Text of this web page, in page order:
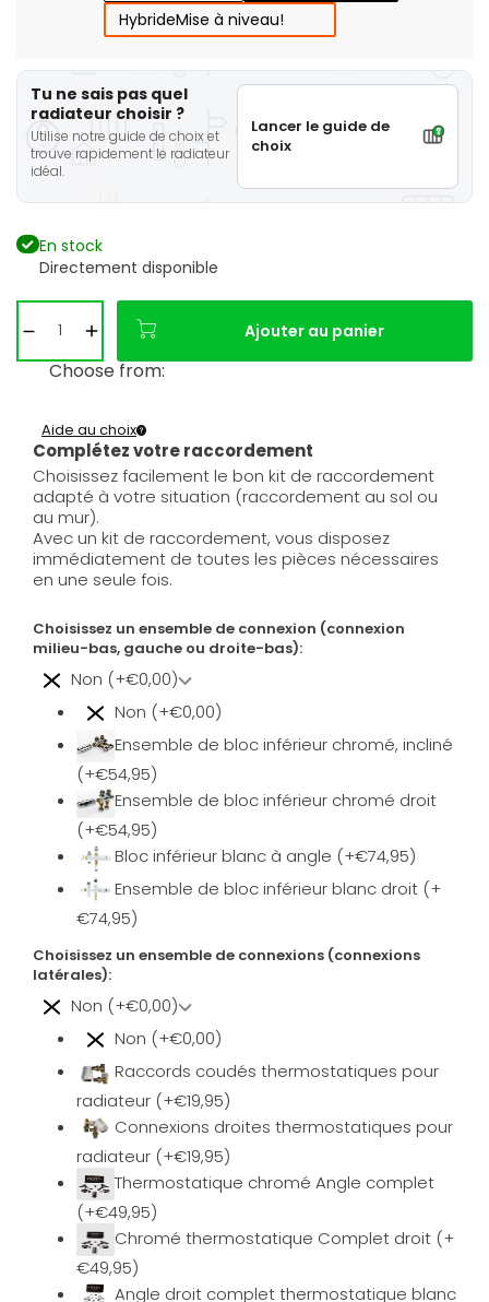
HybrideMise à niveau!
Tu ne sais pas quel
radiateur choisir ?
Utilise notre guide de choix et
trouve rapidement le radiateur
idéal.
Lancer le guide de
choix
En stock
Directement disponible
Ajouter au panier
Choose from:
Complétez votre raccordement
Aide au choix
Choisissez facilement le bon kit de raccordement
adapté à votre situation (raccordement au sol ou
au mur).
Avec un kit de raccordement, vous disposez
immédiatement de toutes les pièces nécessaires
en une seule fois.
Choisissez un ensemble de connexion (connexion
milieu-bas, gauche ou droite-bas):
Non (+€0,00)
Non (+€0,00)
Ensemble de bloc inférieur chromé, incliné
(+€54,95)
Ensemble de bloc inférieur chromé droit
(+€54,95)
Bloc inférieur blanc à angle (+€74,95)
Ensemble de bloc inférieur blanc droit (+
€74,95)
Choisissez un ensemble de connexions (connexions
latérales):
Non (+€0,00)
Non (+€0,00)
Raccords coudés thermostatiques pour
radiateur (+€19,95)
Connexions droites thermostatiques pour
radiateur (+€19,95)
Thermostatique chromé Angle complet
(+€49,95)
Chromé thermostatique Complet droit (+
€49,95)
Angle droit complet thermostatique blanc